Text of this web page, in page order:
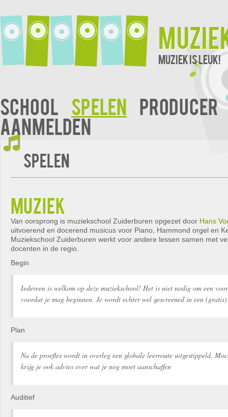
Muziek is leuk!
School Spelen Producer
Aanmelden
Spelen
muziek
Van oorsprong is muziekschool Zuiderburen opgezet door Hans
uitvoerend en docerend musicus voor Piano, Hammond orgel en
Muziekschool Zuiderburen werkt voor andere lessen samen met
docenten in de regio.
Begin
Iedereen is welkom op deze muziekschool! Het is niet nodig om een
voordat je mag beginnen. Je wordt echter wel gescreened in een
Plan
Na de proefles wordt in overleg een globale leerroute uitgestippeld.
krijg je ook advies over wat je nog moet aanschaffen
Auditief